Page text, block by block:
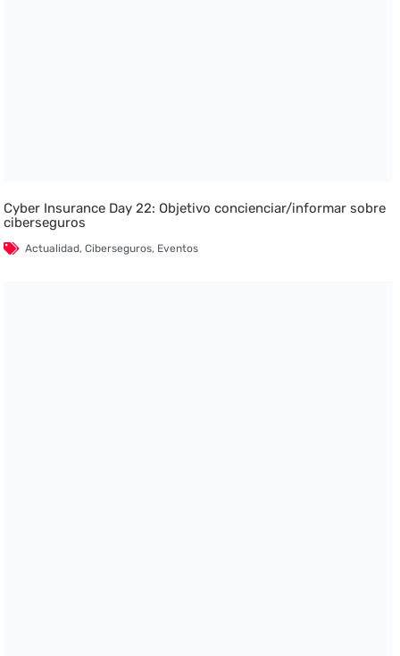
Cyber Insurance Day 22: Objetivo concienciar/informar sobre
ciberseguros
Actualidad,Ciberseguros, Eventos